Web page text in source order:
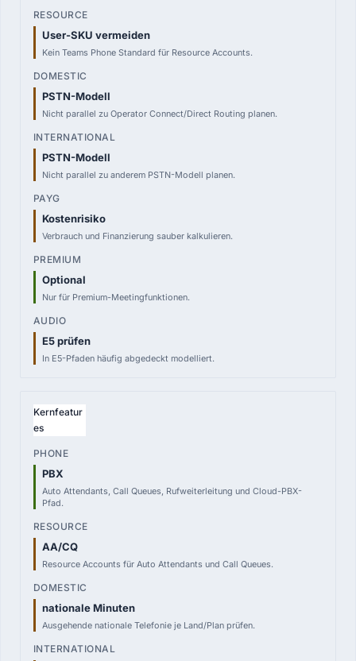
User-SKU vermeiden
Kein Teams Phone Standard für Resource Accounts.
PSTN-Modell
Nicht parallel zu Operator Connect/Direct Routing planen.
PSTN-Modell
Nicht parallel zu anderem PSTN-Modell planen.
Kostenrisiko
Verbrauch und Finanzierung sauber kalkulieren.
Optional
Nur für Premium-Meetingfunktionen.
E5 prüfen
In E5-Pfaden häufig abgedeckt modelliert.
Kernfeatur
es
PBX
Auto Attendants, Call Queues, Rufweiterleitung und Cloud-PBX-
Pfad.
AA/CQ
Resource Accounts für Auto Attendants und Call Queues.
nationale Minuten
Ausgehende nationale Telefonie je Land/Plan prüfen.